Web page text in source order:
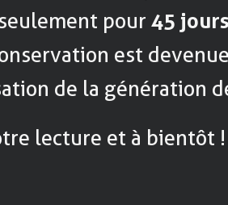
pour45
est
de la génération
lecture et à bientôt !